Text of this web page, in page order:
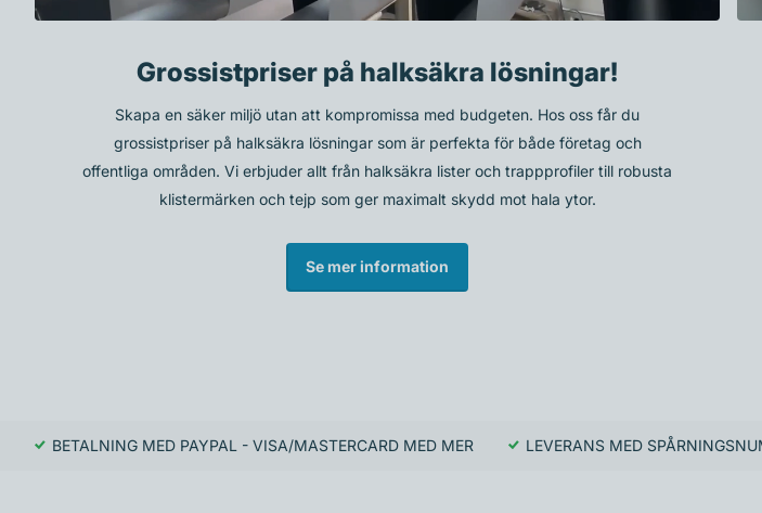
Grossistpriser på halksäkra lösningar!
Skapa en säker miljö utan att kompromissa med budgeten. Hos oss får du
grossistpriser på halksäkra lösningar som är perfekta för både företag och
offentliga områden. Vi erbjuder allt från halksäkra lister och trappprofiler till robusta
klistermärken och tejp som ger maximalt skydd mot hala ytor.
Se mer information
BETALNING MED PAYPAL - VISA/MASTERCARD MED MER LEVERANS MED